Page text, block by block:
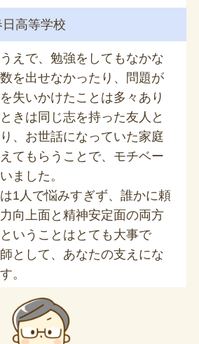
日高等学校
えで、勉強をしてもなかな
を出せなかったり、問題が
失いかけたことは多々あり
きは同じ志を持った友人と
、お世話になっていた家庭
てもらうことで、モチベー
ました。
1人で悩みすぎず、誰かに頼
向上面と精神安定面の両方
いうことはとても大事で
として、あなたの支えにな
。